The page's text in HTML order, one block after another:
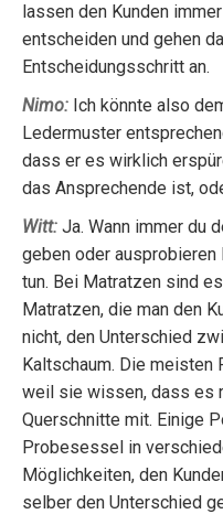
lassen den Kunden
entscheiden und gehen
Entscheidungsschritt an.
Nimo: Ich könnte also
Ledermuster
dass er es wirklich
das Ansprechende ist,
Witt: Ja. Wann immer du
geben oder
tun. Bei Matratzen sind
Matratzen, die man den
nicht, den Unterschied
Kaltschaum. Die meisten
weil sie wissen, dass es
Querschnitte mit. Einige
Probesessel in
Möglichkeiten, den
selber den Unterschied